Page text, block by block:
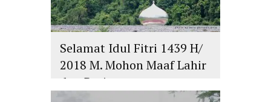
Selamat Idul Fitri 1439 H/
2018 M. Mohon Maaf Lahir
dan Batin